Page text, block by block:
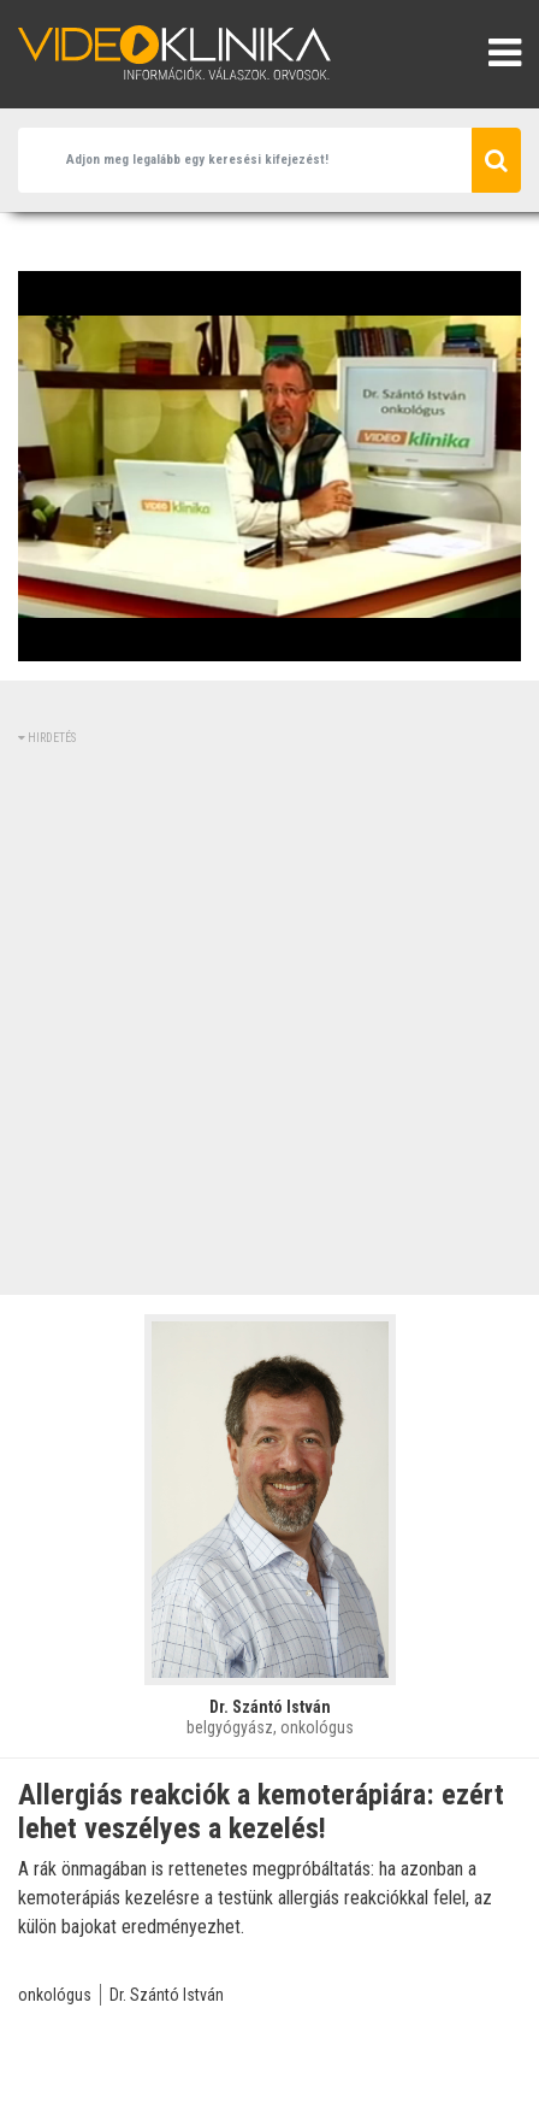
kikapcsolva
0%
0%
HIRDETÉS
Dr. Szántó István
belgyógyász, onkológus
Allergiás reakciók a kemoterápiára: ezért
lehet veszélyes a kezelés!
A rák önmagában is rettenetes megpróbáltatás: ha azonban a
kemoterápiás kezelésre a testünk allergiás reakciókkal felel, az
külön bajokat eredményezhet.
onkológus Dr. Szántó István